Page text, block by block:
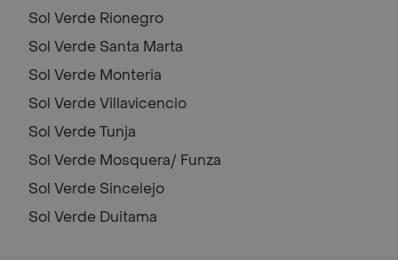
Sol Verde Rionegro
Sol Verde Santa Marta
Sol Verde Monteria
Sol VerdeVillavicencio
Sol VerdeTunja
Sol Verde Mosquera/ Funza
Sol Verde Sincelejo
Sol Verde Duitama